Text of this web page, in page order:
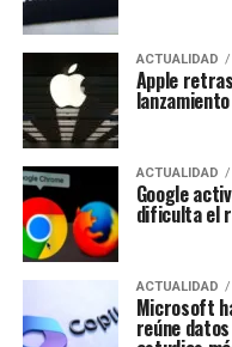
ACTUALIDAD
Apple
ACTUALIDAD
Google
dificulta el
ACTUALIDAD
Microsoft
reúne